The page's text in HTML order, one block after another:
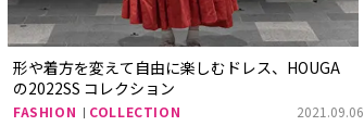
形や着方を変えて自由に楽しむドレス、HOUGA
の2022SS コレクション
FASHION COLLECTION 2021.09.06